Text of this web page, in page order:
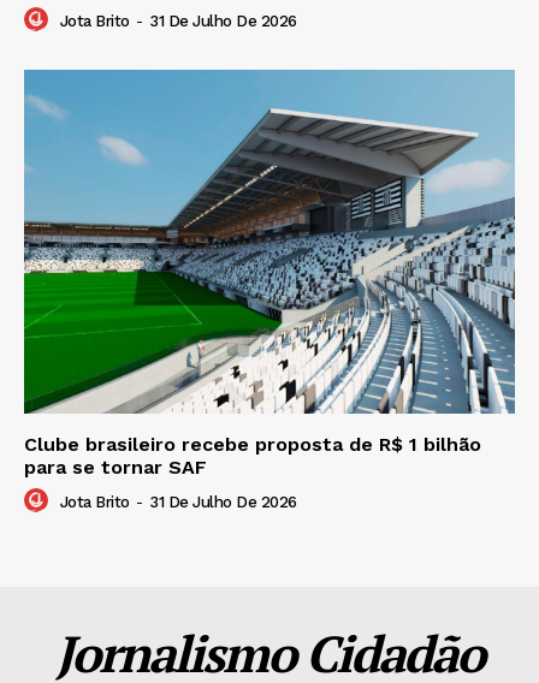
Jota Brito - 31 De Julho De 2026
Clube brasileiro recebe proposta de R$ 1 bilhão
para se tornar SAF
Jota Brito - 31 De Julho De 2026
Jornalismo Cidadão